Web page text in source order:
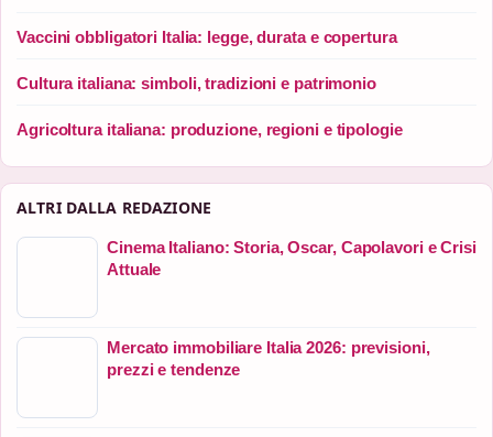
Vaccini obbligatori Italia: legge, durata e copertura
Cultura italiana: simboli, tradizioni e patrimonio
Agricoltura italiana: produzione, regioni e tipologie
ALTRI DALLA REDAZIONE
Cinema Italiano: Storia, Oscar, Capolavori e Crisi
Attuale
Mercato immobiliare Italia 2026: previsioni,
prezzi e tendenze